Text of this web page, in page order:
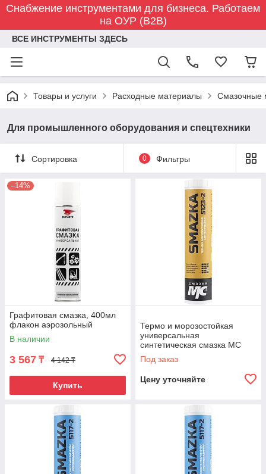
Снабжение инструментами для бизнеса. Работаем
на ОУР (B2B)
ВСЕ ИНСТРУМЕНТЫ ЗДЕСЬ
Товары и услуги Расходные материалы Смазочные
Для промышленного оборудования и спецтехники
Сортировка 0 Фильтры
–14%
Графитовая смазка, 400мл
флакон аэрозольный
В наличии
3 567 ₸ 4 142 ₸
Купить
Термо и морозостойкая
универсальная
синтетическая смазка МС
5123-2
Под заказ
Цену уточняйте